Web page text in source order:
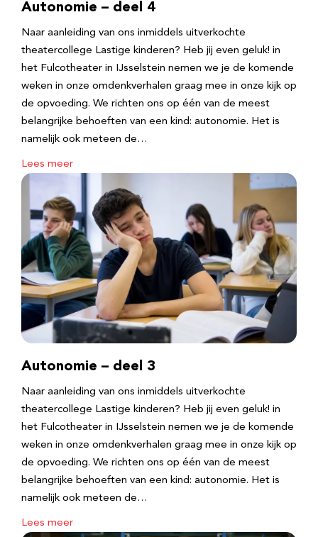
Autonomie – deel 4
Naar aanleiding van ons inmiddels uitverkochte
theatercollege Lastige kinderen? Heb jij even geluk! in
het Fulcotheater in IJsselstein nemen we je de komende
weken in onze omdenkverhalen graag mee in onze kijk op
de opvoeding. We richten ons op één van de meest
belangrijke behoeften van een kind: autonomie. Het is
namelijk ook meteen de…
Lees meer
Autonomie – deel 3
Naar aanleiding van ons inmiddels uitverkochte
theatercollege Lastige kinderen? Heb jij even geluk! in
het Fulcotheater in IJsselstein nemen we je de komende
weken in onze omdenkverhalen graag mee in onze kijk op
de opvoeding. We richten ons op één van de meest
belangrijke behoeften van een kind: autonomie. Het is
namelijk ook meteen de…
Lees meer